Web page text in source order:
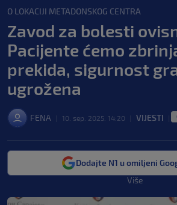
O LOKACIJI METADONSKOG CENTRA
Zavod za bolesti
Pacijente ćemo
prekida, sigurnost
ugrožena
FENA 10. sep. 2025. 14:20 VIJESTI
Dodajte N1 u omiljeni
Više